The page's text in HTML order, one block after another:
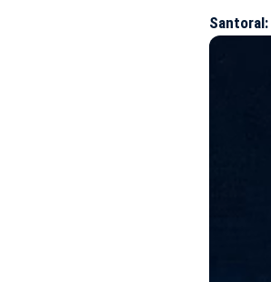
Santoral: